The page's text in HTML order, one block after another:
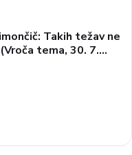
Takih težav ne
tema, 30. 7.